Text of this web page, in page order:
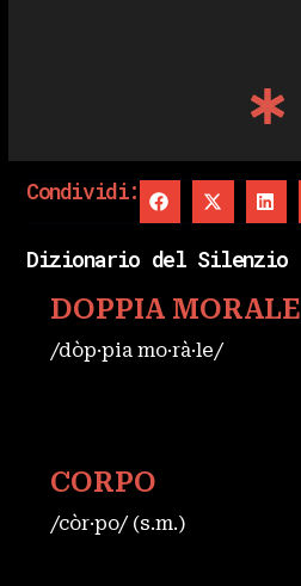
Condividi:
Dizionario del Silenzio
DOPPIA MORALE
/dòp·pia mo·rà·le/
CORPO
/còr·po/ (s.m.)